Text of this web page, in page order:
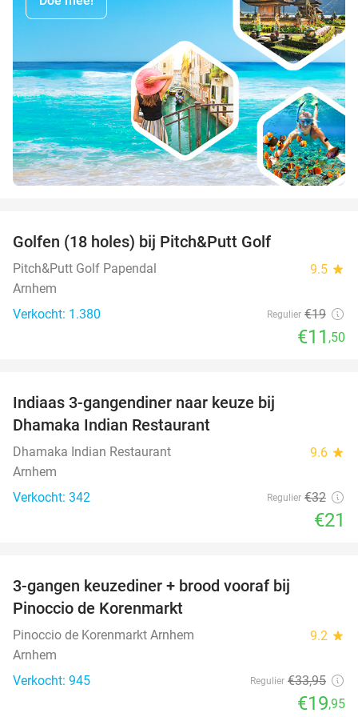
Golfen (18 holes) bij Pitch&Putt Golf
Pitch&Putt Golf Papendal 9.5 star
Arnhem
Verkocht: 1.380
Regulier €19
€11 ,50
Indiaas 3-gangendiner naar keuze bij
Dhamaka Indian Restaurant
Dhamaka Indian Restaurant 9.6 star
Arnhem
Verkocht: 342
Regulier €32
€21
3-gangen keuzediner + brood vooraf bij
Pinoccio de Korenmarkt
Pinoccio de Korenmarkt Arnhem 9.2 star
Arnhem
Verkocht: 945
Regulier €33,95
€19,95